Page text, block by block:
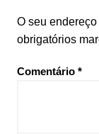
O seu
obrigatórios
Comentário *